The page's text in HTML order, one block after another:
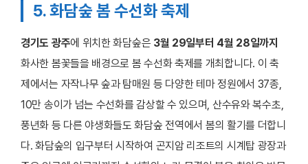
5. 화담숲 봄 수선화 축제
경기도 광주에 위치한 화담숲은 3월 29일부터 4월 28일까지
화사한 봄꽃들을 배경으로 봄 수선화 축제를 개최합니다. 이 축
제에서는 자작나무 숲과 탐매원 등 다양한 테마 정원에서 37종,
10만 송이가 넘는 수선화를 감상할 수 있으며, 산수유와 복수초,
풍년화 등 다른 야생화들도 화담숲 전역에서 봄의 활기를 더합니
다. 화담숲의 입구부터 시작하여 곤지암 리조트의 시계탑 광장과